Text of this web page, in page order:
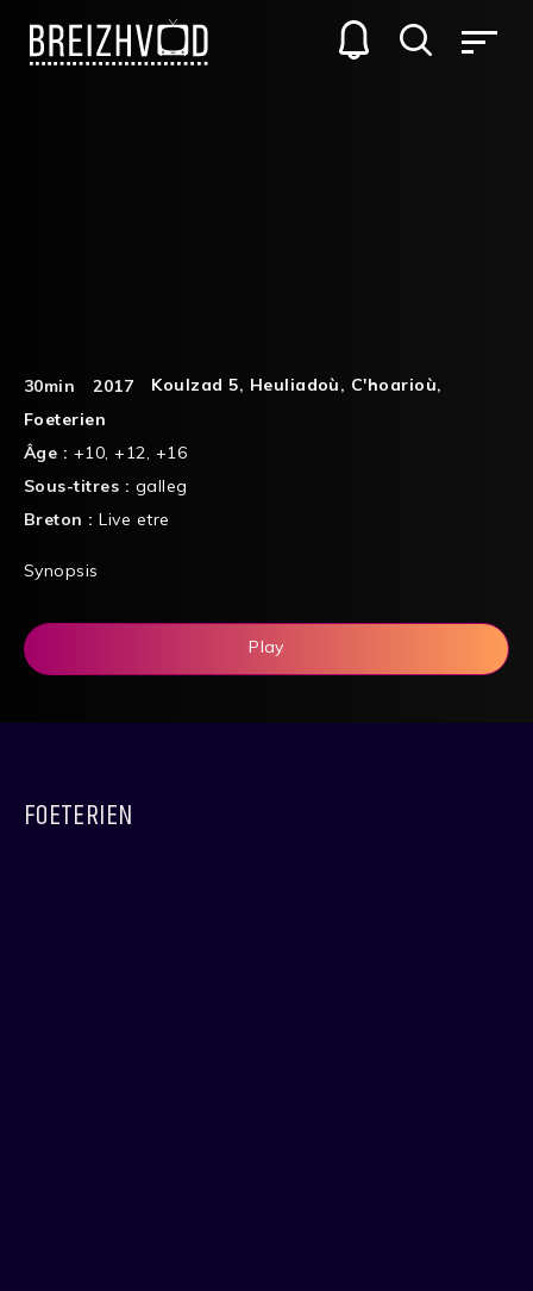
30min 2017 Koulzad 5, Heuliadoù, C'hoarioù,
Foeterien
Âge : +10,+12, +16
Sous-titres : galleg
Breton :Live etre
Synopsis
Play
FOETERIEN